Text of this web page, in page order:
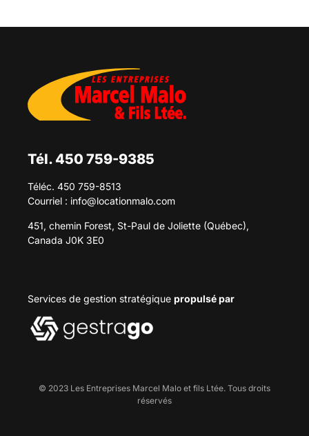
Tél. 450 759-9385
Téléc. 450 759-8513
Courriel : info@locationmalo.com
451, chemin Forest, St-Paul de Joliette (Québec),
Canada J0K 3E0
Services de gestion stratégique propulsé par
© 2023 Les Entreprises Marcel Malo et fils Ltée. Tous droits
réservés